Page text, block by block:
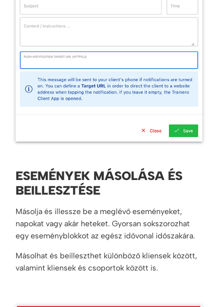
ESEMÉNYEK MÁSOLÁSA ÉS
BEILLESZTÉSE
Másolja és illessze be a meglévő eseményeket,
napokat vagy akár heteket. Gyorsan sokszorozhat
egy eseményblokkot az egész idővonal időszakára.
Másolhat és beilleszthet különböző kliensek között,
valamint kliensek és csoportok között is.